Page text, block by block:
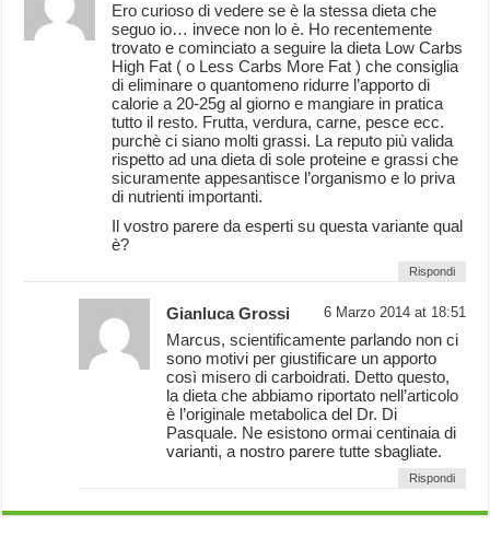
Ero curioso di vedere se è la stessa dieta che
seguo io… invece non lo è. Ho recentemente
trovato e cominciato a seguire la dieta Low Carbs
High Fat ( o Less Carbs More Fat ) che consiglia
di eliminare o quantomeno ridurre l’apporto di
calorie a 20-25g al giorno e mangiare in pratica
tutto il resto. Frutta, verdura, carne, pesce ecc.
purchè ci siano molti grassi. La reputo più valida
rispetto ad una dieta di sole proteine e grassi che
sicuramente appesantisce l’organismo e lo priva
di nutrienti importanti.
Il vostro parere da esperti su questa variante qual
è?
Rispondi
Gianluca Grossi 6 Marzo 2014 at 18:51
Marcus, scientificamente parlando non ci
sono motivi per giustificare un apporto
così misero di carboidrati. Detto questo,
la dieta che abbiamo riportato nell’articolo
è l’originale metabolica del Dr. Di
Pasquale. Ne esistono ormai centinaia di
varianti, a nostro parere tutte sbagliate.
Rispondi